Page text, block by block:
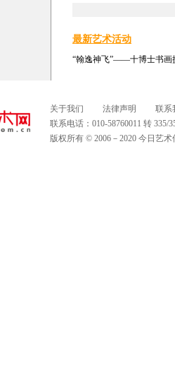
最新艺术活动
“翰逸神飞”——十博士书画
关于我们 法律声明
联系
联系电话：010-58760011 转
版权所有 © 2006－2020 今日艺